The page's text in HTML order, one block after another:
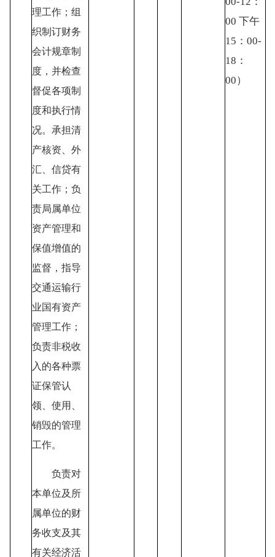
理工作；组
织制订财务
会计规章制
度，并检查
督促各项制
度和执行情
况。承担清
产核资、外
汇、信贷有
关工作；负
责局属单位
资产管理和
保值增值的
监督，指导
交通运输行
业国有资产
管理工作；
负责非税收
入的各种票
证保管认
领、使用、
销毁的管理
工作。
负责对
本单位及所
属单位的财
务收支及其
有关经济活
00 下午
15：00-
18：
00）